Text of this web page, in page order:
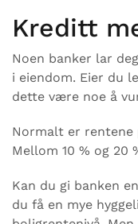
Kreditt
Noen banker lar
i eiendom. Eier du
dette være noe å
Normalt er rentene
Mellom 10 % og 20
Kan du gi banken
du få en mye